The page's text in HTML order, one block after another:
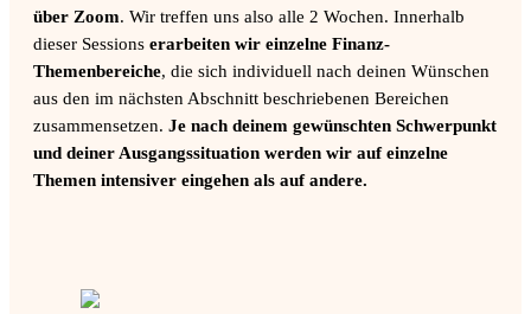
über Zoom. Wir treffen uns also alle 2 Wochen. Innerhalb
dieser Sessions erarbeiten wir einzelne Finanz-
Themenbereiche, die sich individuell nach deinen Wünschen
aus den im nächsten Abschnitt beschriebenen Bereichen
zusammensetzen. Je nach deinem gewünschten Schwerpunkt
und deiner Ausgangssituation werden wir auf einzelne
Themen intensiver eingehen als auf andere.